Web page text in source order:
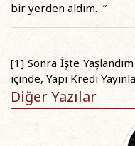
bir yerden aldım…”
[1] Sonra İşte
içinde, Yapı Kredi
Diğer Yazılar